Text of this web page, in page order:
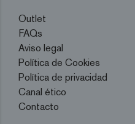
Outlet
FAQs
Aviso legal
Política de Cookies
Política de privacidad
Canal ético
Contacto